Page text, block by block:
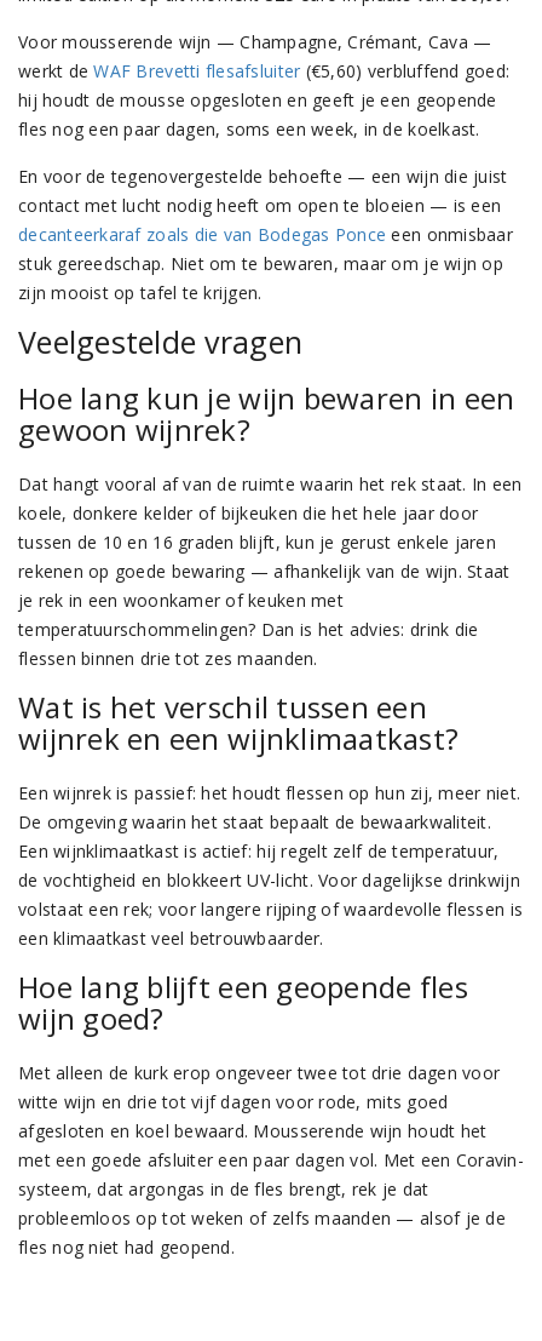
Voor mousserende wijn — Champagne, Crémant, Cava —
werkt deWAF Brevetti flesafsluiter (€5,60) verbluffend goed:
hij houdt de mousse opgesloten en geeft je een geopende
fles nog een paar dagen, soms een week, in de koelkast.
En voor de tegenovergestelde behoefte — een wijn die juist
contact met lucht nodig heeft om open te bloeien — is een
decanteerkaraf zoals die van Bodegas Ponce een onmisbaar
stuk gereedschap. Niet om te bewaren, maar om je wijn op
zijn mooist op tafel te krijgen.
Veelgestelde vragen
Hoe lang kun je wijn bewaren in een
gewoon wijnrek?
Dat hangt vooral af van de ruimte waarin het rek staat. In een
koele, donkere kelder of bijkeuken die het hele jaar door
tussen de 10 en 16 graden blijft, kun je gerust enkele jaren
rekenen op goede bewaring — afhankelijk van de wijn. Staat
je rek in een woonkamer of keuken met
temperatuurschommelingen? Dan is het advies: drink die
flessen binnen drie tot zes maanden.
Wat is het verschil tussen een
wijnrek en een wijnklimaatkast?
Een wijnrek is passief: het houdt flessen op hun zij, meer niet.
De omgeving waarin het staat bepaalt de bewaarkwaliteit.
Een wijnklimaatkast is actief: hij regelt zelf de temperatuur,
de vochtigheid en blokkeert UV-licht. Voor dagelijkse drinkwijn
volstaat een rek; voor langere rijping of waardevolle flessen is
een klimaatkast veel betrouwbaarder.
Hoe lang blijft een geopende fles
wijn goed?
Met alleen de kurk erop ongeveer twee tot drie dagen voor
witte wijn en drie tot vijf dagen voor rode, mits goed
afgesloten en koel bewaard. Mousserende wijn houdt het
met een goede afsluiter een paar dagen vol. Met een Coravin-
systeem, dat argongas in de fles brengt, rek je dat
probleemloos op tot weken of zelfs maanden — alsof je de
fles nog niet had geopend.